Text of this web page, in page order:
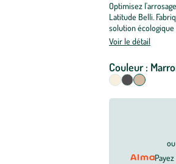
Optimisez
Latitude Belli.
solution
Voir le détail
Sélectionnez
Couleur :
BeigeAnthracite
Marron